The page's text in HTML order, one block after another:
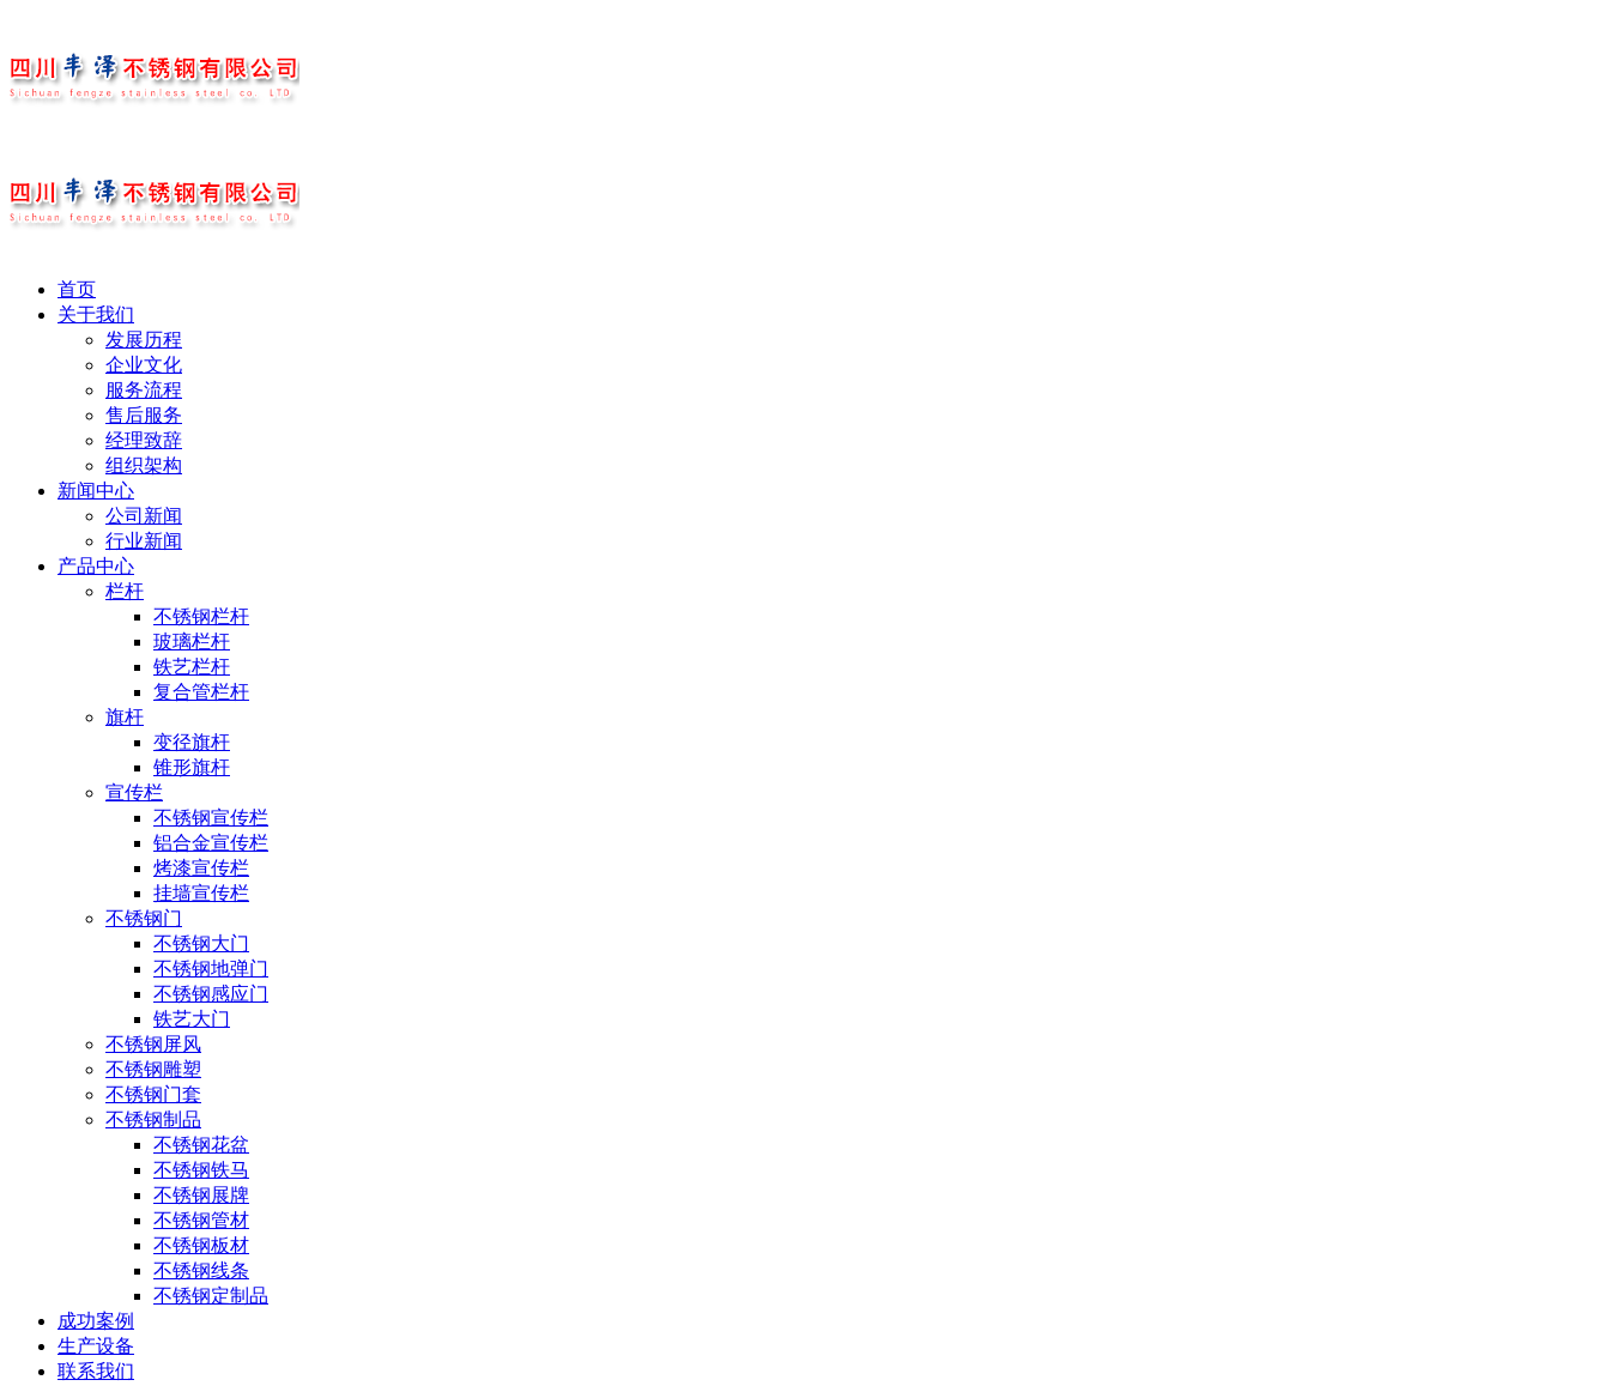
首页
关于我们
发展历程
企业文化
服务流程
售后服务
经理致辞
组织架构
新闻中心
公司新闻
行业新闻
产品中心
栏杆
不锈钢栏杆
玻璃栏杆
铁艺栏杆
复合管栏杆
旗杆
变径旗杆
锥形旗杆
宣传栏
不锈钢宣传栏
铝合金宣传栏
烤漆宣传栏
挂墙宣传栏
不锈钢门
不锈钢大门
不锈钢地弹门
不锈钢感应门
铁艺大门
不锈钢屏风
不锈钢雕塑
不锈钢门套
不锈钢制品
不锈钢花盆
不锈钢铁马
不锈钢展牌
不锈钢管材
不锈钢板材
不锈钢线条
不锈钢定制品
成功案例
生产设备
联系我们